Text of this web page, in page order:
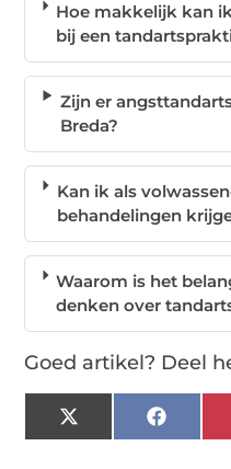
Hoe makkelijk kan
bij een
Zijn er
Breda?
Kan ik als
behandelingen
Waarom is het
denken over
Goed artikel? Deel
X
(Twitter)